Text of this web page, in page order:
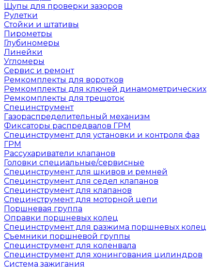
Щупы для проверки зазоров
Рулетки
Стойки и штативы
Пирометры
Глубиномеры
Линейки
Угломеры
Сервис и ремонт
Ремкомплекты для воротков
Ремкомплекты для ключей динамометрических
Ремкомплекты для трещоток
Специнструмент
Газораспределительный механизм
Фиксаторы распредвалов ГРМ
Специнструмент для установки и контроля фаз
ГРМ
Рассухариватели клапанов
Головки специальные/сервисные
Специнструмент для шкивов и ремней
Специнструмент для седел клапанов
Специнструмент для клапанов
Специнструмент для моторной цепи
Поршневая группа
Оправки поршневых колец
Специнструмент для разжима поршневых колец
Съемники поршневой группы
Специнструмент для коленвала
Специнструмент для хонингования цилиндров
Система зажигания